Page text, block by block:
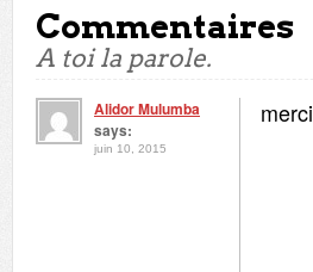
Commentaires
A toi la parole.
Alidor Mulumba
says:
juin 10, 2015
merci